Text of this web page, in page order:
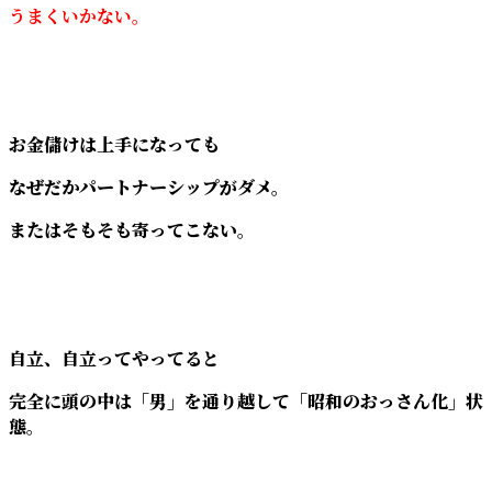
うまくいかない。
お金儲けは上手になっても
なぜだかパートナーシップがダメ。
またはそもそも寄ってこない。
自立、自立ってやってると
完全に頭の中は「男」を通り越して「昭和のおっさん化」状
態。